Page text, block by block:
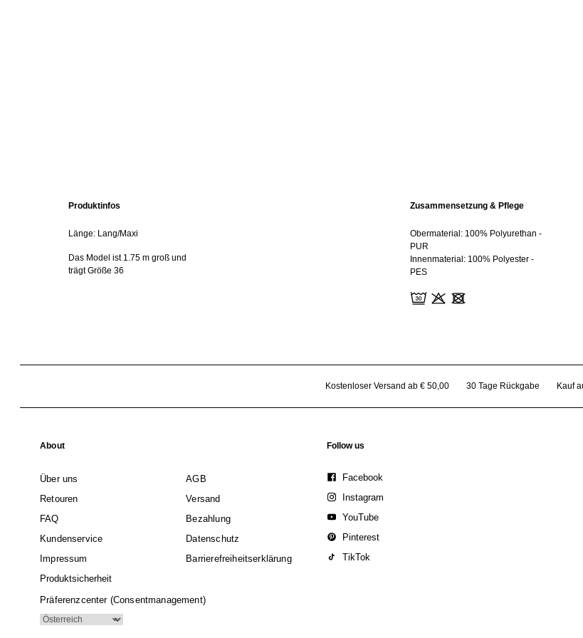
Produktinfos
Länge: Lang/Maxi
Das Model ist 1.75 m groß und
trägt Größe 36
Zusammensetzung & Pflege
Obermaterial: 100% Polyurethan -
PUR
Innenmaterial: 100% Polyester -
PES
Kostenloser Versand ab € 50,00 30 Tage Rückgabe Kauf
About
Über uns
AGB
Retouren
Versand
FAQ
Bezahlung
Kundenservice
Datenschutz
Impressum
Barrierefreiheitserklärung
Produktsicherheit
Präferenzcenter (Consentmanagement)
Follow us
Facebook
Instagram
YouTube
Pinterest
TikTok